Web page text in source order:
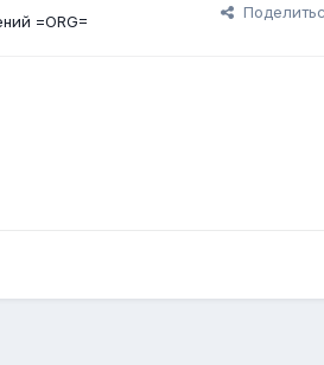
=ORG=